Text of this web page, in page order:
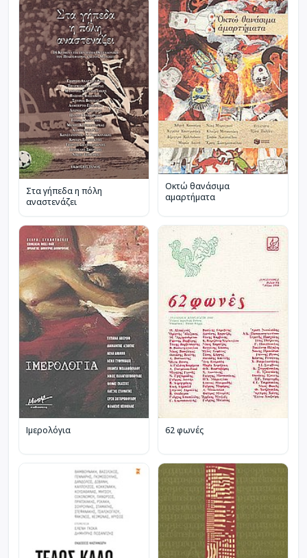
Στα γήπεδα η πόλη
αναστενάζει
Οκτώ θανάσιμα
αμαρτήματα
Ιμερολόγια 62 φωνές